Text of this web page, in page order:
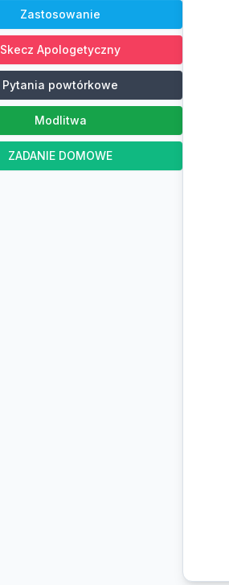
Zastosowanie
Skecz Apologetyczny
Pytania powtórkowe
Modlitwa
ZADANIE DOMOWE